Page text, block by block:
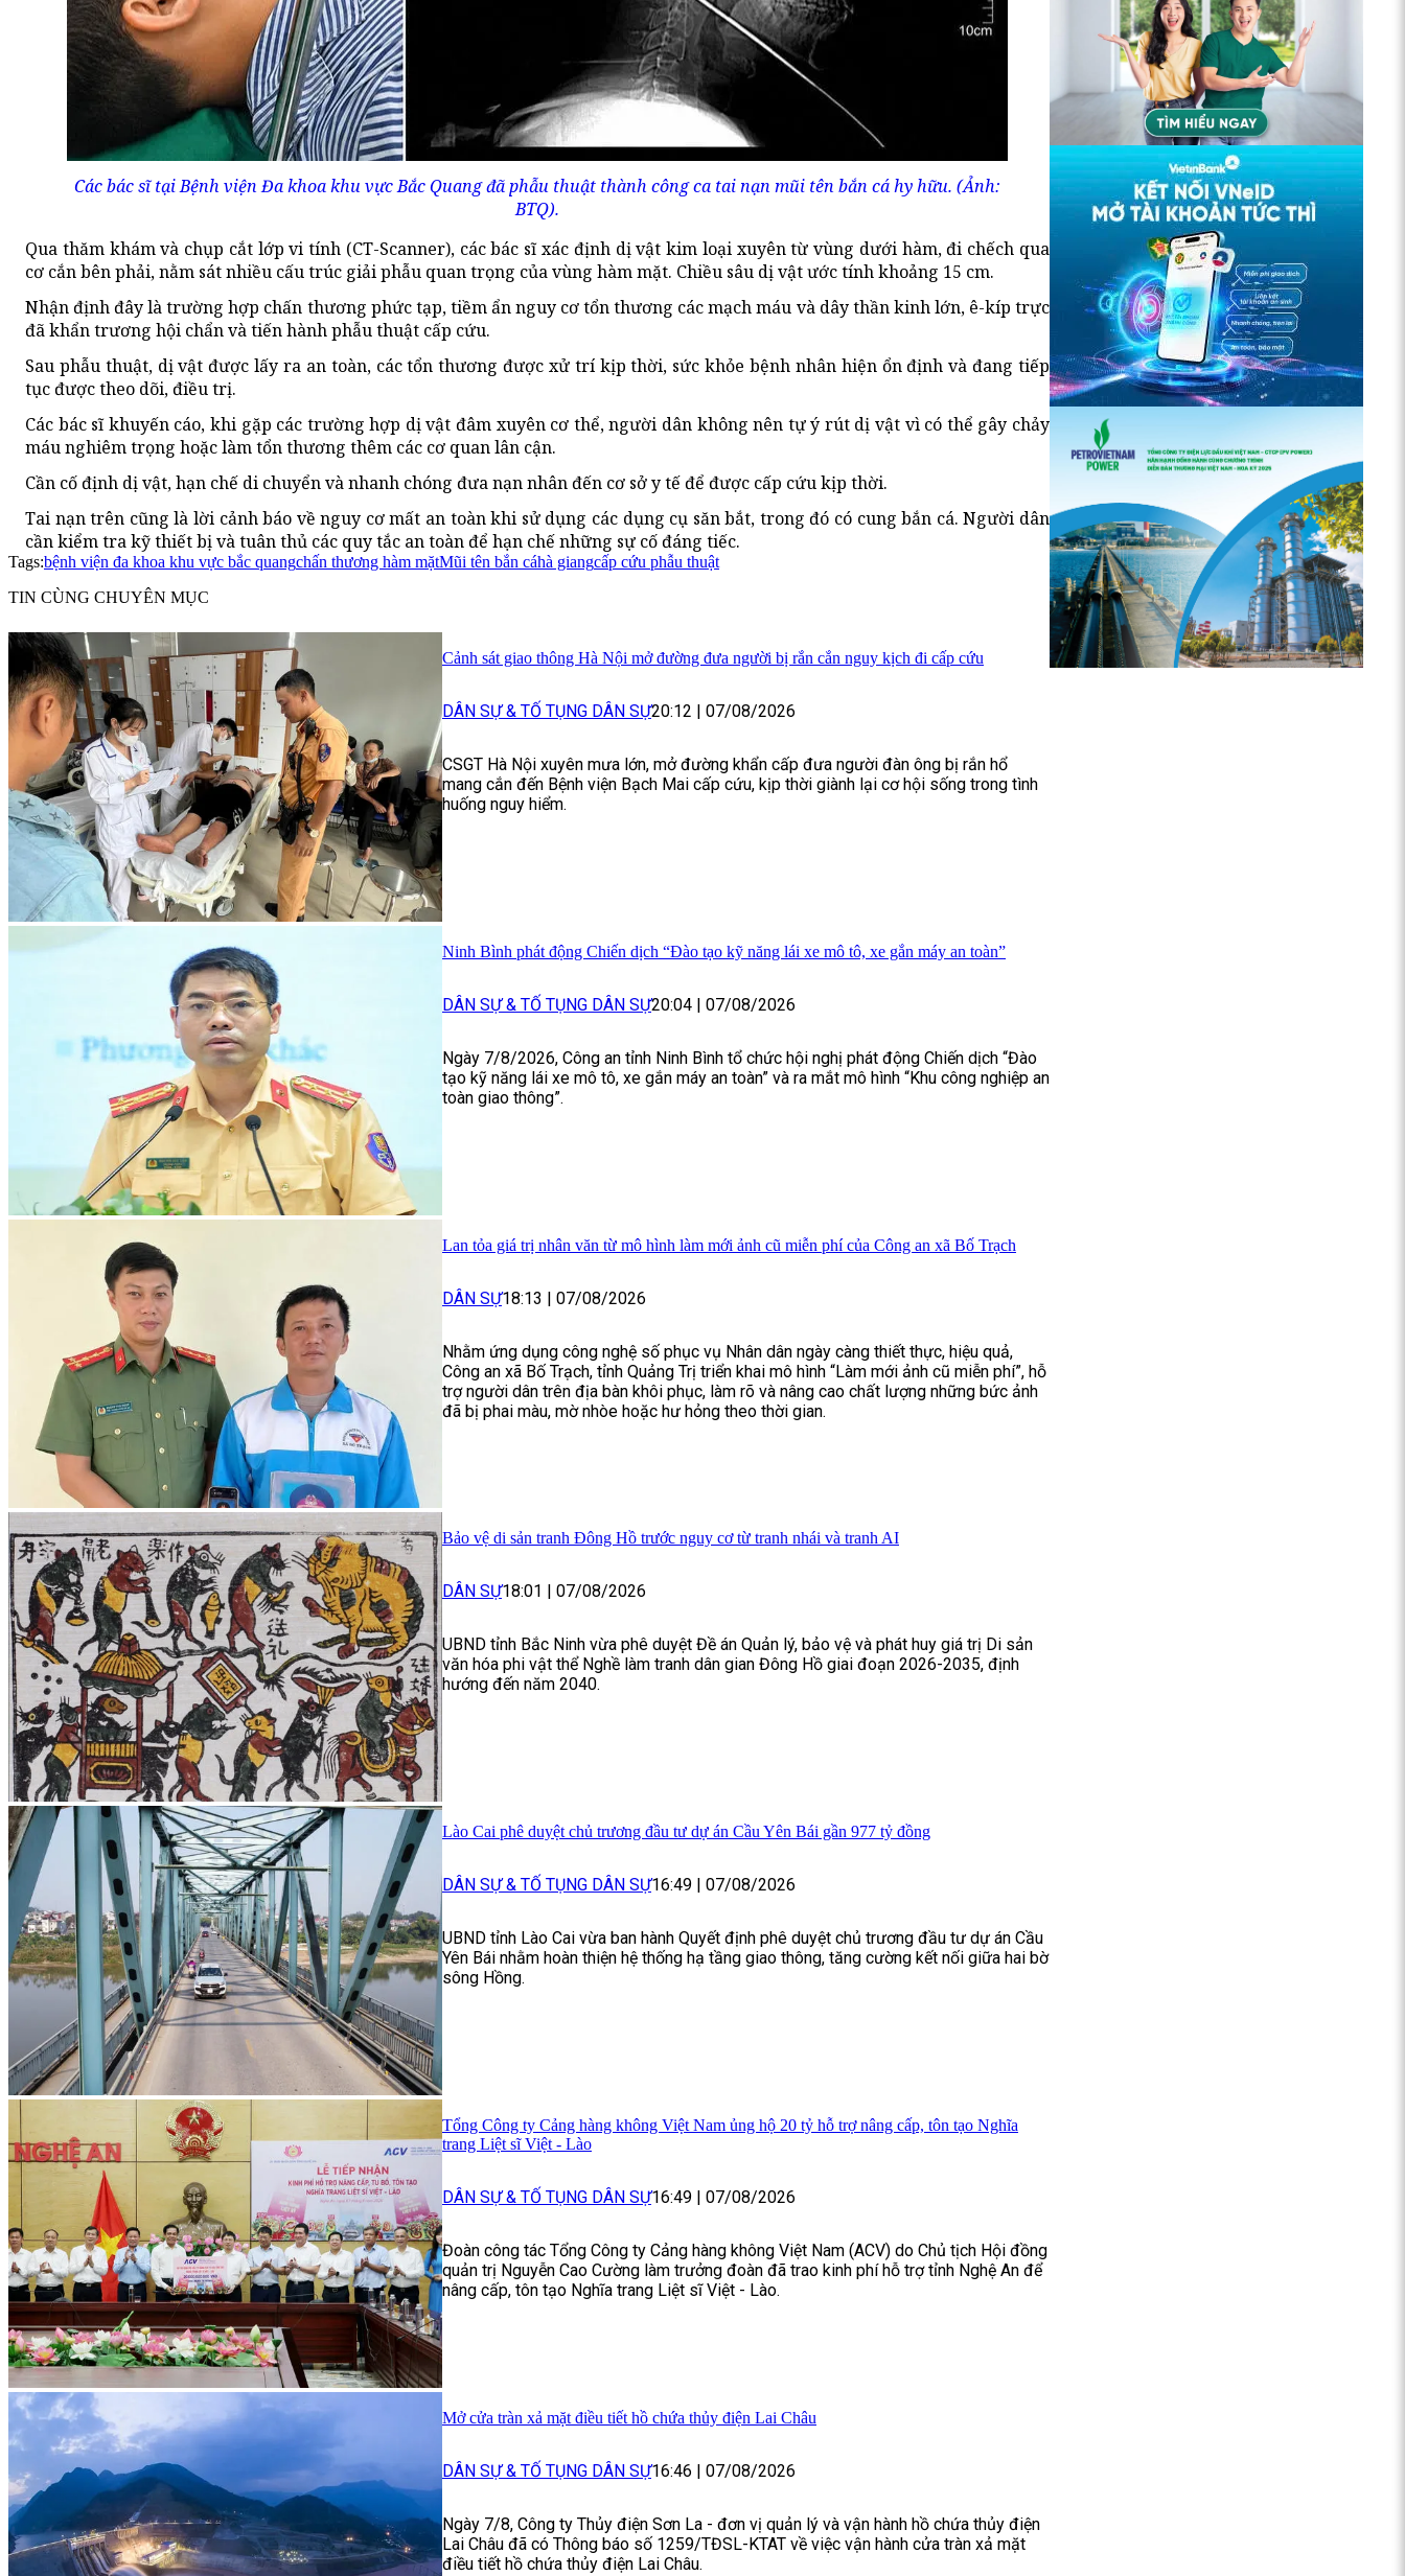
Các bác sĩ tại Bệnh viện Đa khoa khu vực Bắc Quang đã phẫu thuật thành công ca tai nạn mũi tên bắn cá hy hữu. (Ảnh:
BTQ).
Qua thăm khám và chụp cắt lớp vi tính (CT-Scanner), các bác sĩ xác định dị vật kim loại xuyên từ vùng dưới hàm, đi chếch qua
cơ cắn bên phải, nằm sát nhiều cấu trúc giải phẫu quan trọng của vùng hàm mặt. Chiều sâu dị vật ước tính khoảng 15 cm.
Nhận định đây là trường hợp chấn thương phức tạp, tiềm ẩn nguy cơ tổn thương các mạch máu và dây thần kinh lớn, ê-kíp trực
đã khẩn trương hội chẩn và tiến hành phẫu thuật cấp cứu.
Sau phẫu thuật, dị vật được lấy ra an toàn, các tổn thương được xử trí kịp thời, sức khỏe bệnh nhân hiện ổn định và đang tiếp
tục được theo dõi, điều trị.
Các bác sĩ khuyến cáo, khi gặp các trường hợp dị vật đâm xuyên cơ thể, người dân không nên tự ý rút dị vật vì có thể gây chảy
máu nghiêm trọng hoặc làm tổn thương thêm các cơ quan lân cận.
Cần cố định dị vật, hạn chế di chuyển và nhanh chóng đưa nạn nhân đến cơ sở y tế để được cấp cứu kịp thời.
Tai nạn trên cũng là lời cảnh báo về nguy cơ mất an toàn khi sử dụng các dụng cụ săn bắt, trong đó có cung bắn cá. Người dân
cần kiểm tra kỹ thiết bị và tuân thủ các quy tắc an toàn để hạn chế những sự cố đáng tiếc.
Tags:bệnh viện đa khoa khu vực bắc quangchấn thương hàm mặtMũi tên bắn cáhà giangcấp cứu phẫu thuật
TIN CÙNG CHUYÊN MỤC
Cảnh sát giao thông Hà Nội mở đường đưa người bị rắn cắn nguy kịch đi cấp cứu
DÂN SỰ & TỐ TỤNG DÂN SỰ20:12 07/08/2026
CSGT Hà Nội xuyên mưa lớn, mở đường khẩn cấp đưa người đàn ông bị rắn hổ
mang cắn đến Bệnh viện Bạch Mai cấp cứu, kịp thời giành lại cơ hội sống trong tình
huống nguy hiểm.
Ninh Bình phát động Chiến dịch “Đào tạo kỹ năng lái xe mô tô, xe gắn máy an toàn”
DÂN SỰ & TỐ TỤNG DÂN SỰ20:04 | 07/08/2026
Ngày 7/8/2026, Công an tỉnh Ninh Bình tổ chức hội nghị phát động Chiến dịch “Đào
tạo kỹ năng lái xe mô tô, xe gắn máy an toàn” và ra mắt mô hình “Khu công nghiệp an
toàn giao thông”.
Lan tỏa giá trị nhân văn từ mô hình làm mới ảnh cũ miễn phí của Công an xã Bố Trạch
DÂN SỰ18:13 | 07/08/2026
Nhằm ứng dụng công nghệ số phục vụ Nhân dân ngày càng thiết thực, hiệu quả,
Công an xã Bố Trạch, tỉnh Quảng Trị triển khai mô hình “Làm mới ảnh cũ miễn phí”, hỗ
trợ người dân trên địa bàn khôi phục, làm rõ và nâng cao chất lượng những bức ảnh
đã bị phai màu, mờ nhòe hoặc hư hỏng theo thời gian.
Bảo vệ di sản tranh Đông Hồ trước nguy cơ từ tranh nhái và tranh AI
DÂN SỰ18:01 07/08/2026
UBND tỉnh Bắc Ninh vừa phê duyệt Đề án Quản lý, bảo vệ và phát huy giá trị Di sản
văn hóa phi vật thể Nghề làm tranh dân gian Đông Hồ giai đoạn 2026-2035, định
hướng đến năm 2040.
Lào Cai phê duyệt chủ trương đầu tư dự án Cầu Yên Bái gần 977 tỷ đồng
DÂN SỰ & TỐ TỤNG DÂN SỰ16:49 | 07/08/2026
UBND tỉnh Lào Cai vừa ban hành Quyết định phê duyệt chủ trương đầu tư dự án Cầu
Yên Bái nhằm hoàn thiện hệ thống hạ tầng giao thông, tăng cường kết nối giữa hai bờ
sông Hồng.
Tổng Công ty Cảng hàng không Việt Nam ủng hộ 20 tỷ hỗ trợ nâng cấp, tôn tạo Nghĩa
trang Liệt sĩ Việt - Lào
DÂN SỰ & TỐ TỤNG DÂN SỰ16:49 | 07/08/2026
Đoàn công tác Tổng Công ty Cảng hàng không Việt Nam (ACV) do Chủ tịch Hội đồng
quản trị Nguyễn Cao Cường làm trưởng đoàn đã trao kinh phí hỗ trợ tỉnh Nghệ An để
nâng cấp, tôn tạo Nghĩa trang Liệt sĩ Việt - Lào.
Mở cửa tràn xả mặt điều tiết hồ chứa thủy điện Lai Châu
DÂN SỰ & TỐ TỤNG DÂN SỰ16:46 07/08/2026
Ngày 7/8, Công ty Thủy điện Sơn La - đơn vị quản lý và vận hành hồ chứa thủy điện
Lai Châu đã có Thông báo số 1259/TĐSL-KTAT về việc vận hành cửa tràn xả mặt
điều tiết hồ chứa thủy điện Lai Châu.